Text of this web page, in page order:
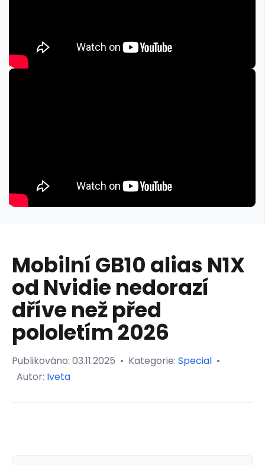
Mobilní GB10 alias N1X
od Nvidie nedorazí
dříve než před
pololetím 2026
Publikováno: 03.11.2025 • Kategorie: Special •
Autor: Iveta